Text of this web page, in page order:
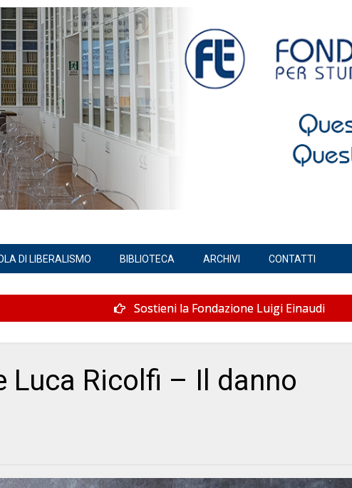
DI LIBERALISMO BIBLIOTECA ARCHIVI CONTATTI
Sostieni la Fondazione Luigi Einaudi
Luca Ricolfi – Il danno